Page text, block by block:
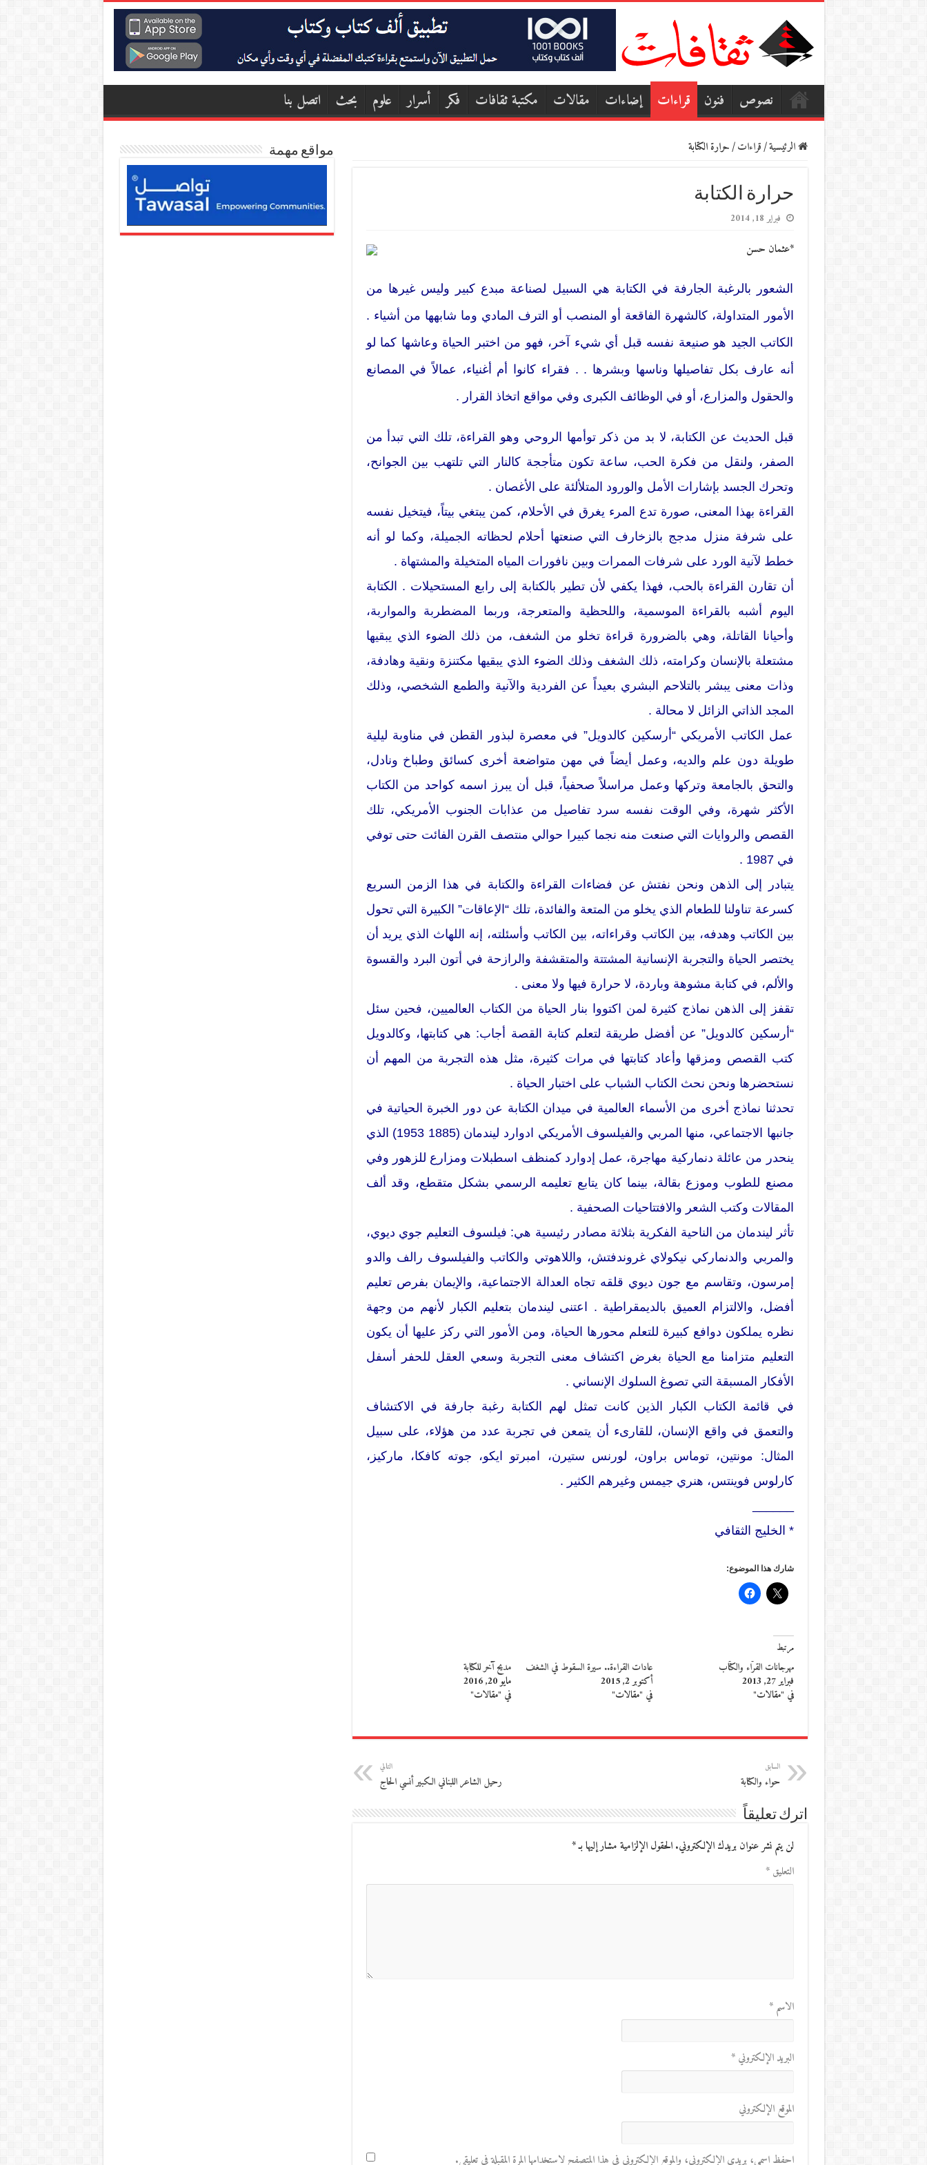
نصوص فنون قراءات إضاءات مقالات مكتبة ثقافات فكر أسرار علوم بحث اتصل بنا
الرئيسية/قراءات/حرارة الكتابة
حرارة الكتابة
فبراير 18, 2014
*عثمان حسن
الشعور بالرغبة الجارفة في الكتابة هي السبيل لصناعة مبدع كبير وليس غيرها من
الأمور المتداولة، كالشهرة الفاقعة أو المنصب أو الترف المادي وما شابهها من أشياء .
الكاتب الجيد هو صنيعة نفسه قبل أي شيء آخر، فهو من اختبر الحياة وعاشها كما لو
أنه عارف بكل تفاصيلها وناسها وبشرها . . فقراء كانوا أم أغنياء، عمالاً في المصانع
والحقول والمزارع، أو في الوظائف الكبرى وفي مواقع اتخاذ القرار .
قبل الحديث عن الكتابة، لا بد من ذكر توأمها الروحي وهو القراءة، تلك التي تبدأ من
الصفر، ولنقل من فكرة الحب، ساعة تكون متأججة كالنار التي تلتهب بين الجوانح،
وتحرك الجسد بإشارات الأمل والورود المتلألئة على الأغصان .
القراءة بهذا المعنى، صورة تدع المرء يغرق في الأحلام، كمن يبتغي بيتاً، فيتخيل نفسه
على شرفة منزل مدجج بالزخارف التي صنعتها أحلام لحظاته الجميلة، وكما لو أنه
خطط لآنية الورد على شرفات الممرات وبين نافورات المياه المتخيلة والمشتهاة .
أن تقارن القراءة بالحب، فهذا يكفي لأن تطير بالكتابة إلى رابع المستحيلات . الكتابة
اليوم أشبه بالقراءة الموسمية، واللحظية والمتعرجة، وربما المضطربة والمواربة،
وأحيانا القاتلة، وهي بالضرورة قراءة تخلو من الشغف، من ذلك الضوء الذي يبقيها
مشتعلة بالإنسان وكرامته، ذلك الشغف وذلك الضوء الذي يبقيها مكتنزة ونقية وهادفة،
وذات معنى يبشر بالتلاحم البشري بعيداً عن الفردية والآنية والطمع الشخصي، وذلك
المجد الذاتي الزائل لا محالة .
عمل الكاتب الأمريكي “أرسكين كالدويل” في معصرة لبذور القطن في مناوبة ليلية
طويلة دون علم والديه، وعمل أيضاً في مهن متواضعة أخرى كسائق وطباخ ونادل،
والتحق بالجامعة وتركها وعمل مراسلاً صحفياً، قبل أن يبرز اسمه كواحد من الكتاب
الأكثر شهرة، وفي الوقت نفسه سرد تفاصيل من عذابات الجنوب الأمريكي، تلك
القصص والروايات التي صنعت منه نجما كبيرا حوالي منتصف القرن الفائت حتى توفي
في 1987 .
يتبادر إلى الذهن ونحن نفتش عن فضاءات القراءة والكتابة في هذا الزمن السريع
كسرعة تناولنا للطعام الذي يخلو من المتعة والفائدة، تلك “الإعاقات” الكبيرة التي تحول
بين الكاتب وهدفه، بين الكاتب وقراءاته، بين الكاتب وأسئلته، إنه اللهاث الذي يريد أن
يختصر الحياة والتجربة الإنسانية المشتتة والمتقشفة والرازحة في أتون البرد والقسوة
والألم، في كتابة مشوهة وباردة، لا حرارة فيها ولا معنى .
تقفز إلى الذهن نماذج كثيرة لمن اكتووا بنار الحياة من الكتاب العالميين، فحين سئل
“أرسكين كالدويل” عن أفضل طريقة لتعلم كتابة القصة أجاب: هي كتابتها، وكالدويل
كتب القصص ومزقها وأعاد كتابتها في مرات كثيرة، مثل هذه التجربة من المهم أن
نستحضرها ونحن نحث الكتاب الشباب على اختبار الحياة .
تحدثنا نماذج أخرى من الأسماء العالمية في ميدان الكتابة عن دور الخبرة الحياتية في
جانبها الاجتماعي، منها المربي والفيلسوف الأمريكي ادوارد ليندمان (1885 1953) الذي
ينحدر من عائلة دنماركية مهاجرة، عمل إدوارد كمنظف اسطبلات ومزارع للزهور وفي
مصنع للطوب وموزع بقالة، بينما كان يتابع تعليمه الرسمي بشكل متقطع، وقد ألف
المقالات وكتب الشعر والافتتاحيات الصحفية .
تأثر ليندمان من الناحية الفكرية بثلاثة مصادر رئيسية هي: فيلسوف التعليم جوي ديوي،
والمربي والدنماركي نيكولاي غروندفتش، واللاهوتي والكاتب والفيلسوف رالف والدو
إمرسون، وتقاسم مع جون ديوي قلقه تجاه العدالة الاجتماعية، والإيمان بفرص تعليم
أفضل، والالتزام العميق بالديمقراطية . اعتنى ليندمان بتعليم الكبار لأنهم من وجهة
نظره يملكون دوافع كبيرة للتعلم محورها الحياة، ومن الأمور التي ركز عليها أن يكون
التعليم متزامنا مع الحياة بغرض اكتشاف معنى التجربة وسعي العقل للحفر أسفل
الأفكار المسبقة التي تصوغ السلوك الإنساني .
في قائمة الكتاب الكبار الذين كانت تمثل لهم الكتابة رغبة جارفة في الاكتشاف
والتعمق في واقع الإنسان، للقارىء أن يتمعن في تجربة عدد من هؤلاء، على سبيل
المثال: مونتين، توماس براون، لورنس ستيرن، امبرتو ايكو، جوته كافكا، ماركيز،
كارلوس فوينتس، هنري جيمس وغيرهم الكثير .
* الخليج الثقافي
شارك هذا الموضوع:
مرتبط
مهرجانات القرّاء والكتّاب
فبراير 27, 2013
في "مقالات"
عادات القراءة.. سيرة السقوط في الشغف
أكتوبر 2, 2015
في "مقالات"
مديح آخر للكتابة
مايو 20, 2016
في "مقالات"
السابق
حواء والكتابة
التالي
رحيل الشاعر اللبناني الكبير أنسي الحاج
اترك تعليقاً
لن يتم نشر عنوان بريدك الإلكتروني. الحقول الإلزامية مشار إليها بـ*
التعليق*
الاسم*
البريد الإلكتروني*
الموقع الإلكتروني
احفظ اسمي، بريدي الإلكتروني، والموقع الإلكتروني في هذا المتصفح لاستخدامها المرة المقبلة في تعليقي.
مواقع مهمة